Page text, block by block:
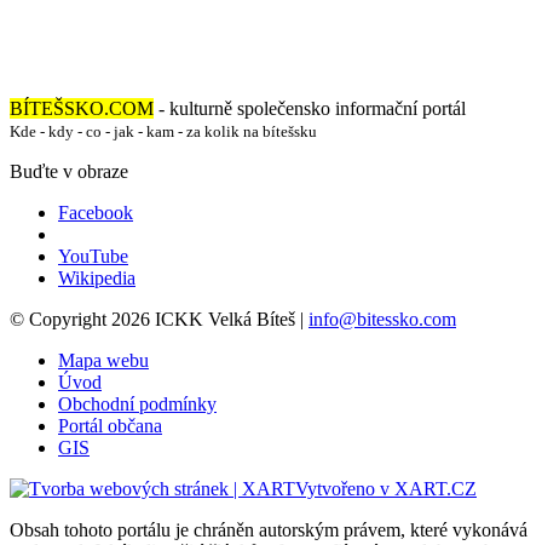
BÍTEŠSKO.COM - kulturně společensko informační portál
Kde - kdy - co - jak - kam - za kolik na bítešsku
Buďte v obraze
Facebook
YouTube
Wikipedia
© Copyright 2026 ICKK Velká Bíteš | info@bitessko.com
Mapa webu
Úvod
Obchodní podmínky
Portál občana
GIS
Vytvořeno v XART.CZ
Obsah tohoto portálu je chráněn autorským právem, které vykonává